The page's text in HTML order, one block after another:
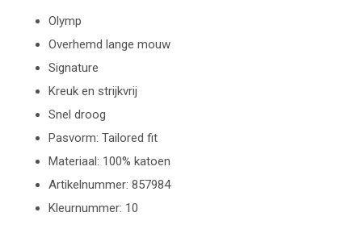
Olymp
Overhemd lange mouw
Signature
Kreuk en strijkvrij
Snel droog
Pasvorm: Tailored fit
Materiaal: 100% katoen
Artikelnummer: 857984
Kleurnummer: 10